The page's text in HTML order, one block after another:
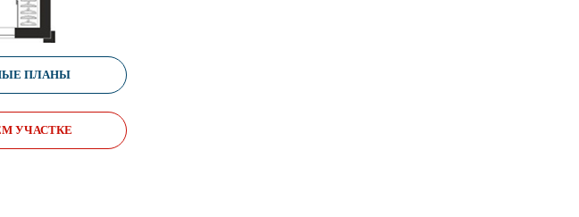
ПЛАНЫ
УЧАСТКЕ